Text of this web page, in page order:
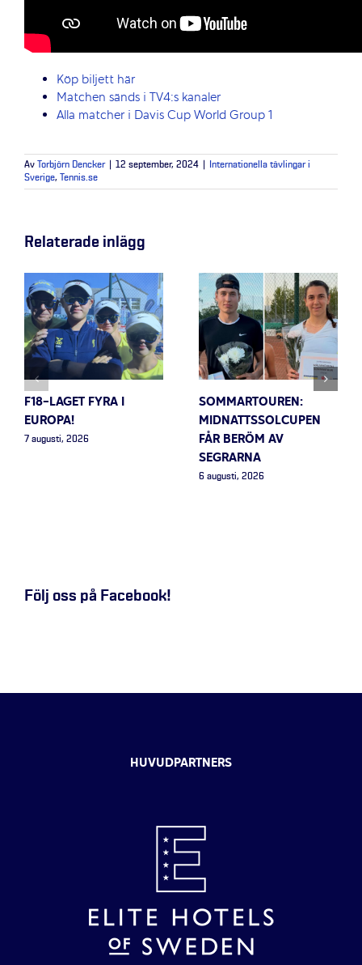
Köp biljett här
Matchen sänds i TV4:s kanaler
Alla matcher i Davis Cup World Group 1
Av Torbjörn Dencker 12 september, 2024
Internationella tävlingar i
Sverige, Tennis.se
Relaterade inlägg
F18-LAGET FYRA I
EUROPA!
7 augusti, 2026
SOMMARTOUREN:
MIDNATTSSOLCUPEN
FÅR BERÖM AV
SEGRARNA
6 augusti, 2026
Följ oss på Facebook!
HUVUDPARTNERS